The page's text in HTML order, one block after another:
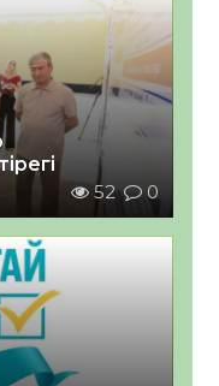
52 0